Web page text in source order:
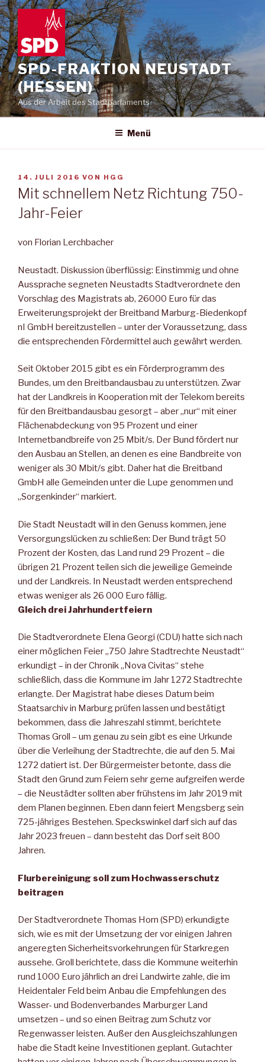
Zum
Inhalt
springen
SPD-FRAKTION NEUSTADT
(HESSEN)
Aus der Arbeit des Stadtparlaments
Menü
VERÖFFENTLICHT
AM
14. JULI 2016 VON HGG
Mit schnellem Netz Richtung 750-
Jahr-Feier
von Florian Lerchbacher
Neustadt. Diskussion überflüssig: Einstimmig und ohne
Aussprache segneten Neustadts Stadtverordnete den
Vorschlag des Magistrats ab, 26000 Euro für das
Erweiterungsprojekt der Breitband Marburg-Biedenkopf
nI GmbH bereitzustellen – unter der Voraussetzung, dass
die entsprechenden Fördermittel auch gewährt werden.
Seit Oktober 2015 gibt es ein Förderprogramm des
Bundes, um den Breitbandausbau zu unterstützen. Zwar
hat der Landkreis in Kooperation mit der Telekom bereits
für den Breitbandausbau gesorgt – aber „nur“ mit einer
Flächenabdeckung von 95 Prozent und einer
Internetbandbreife von 25 Mbit/s. Der Bund fördert nur
den Ausbau an Stellen, an denen es eine Bandbreite von
weniger als 30 Mbit/s gibt. Daher hat die Breitband
GmbH alle Gemeinden unter die Lupe genommen und
„Sorgenkinder“ markiert.
Die Stadt Neustadt will in den Genuss kommen, jene
Versorgungslücken zu schließen: Der Bund trägt 50
Prozent der Kosten, das Land rund 29 Prozent – die
übrigen 21 Prozent teilen sich die jeweilige Gemeinde
und der Landkreis. In Neustadt werden entsprechend
etwas weniger als 26 000 Euro fällig.
Gleich drei Jahrhundertfeiern
Die Stadtverordnete Elena Georgi (CDU) hatte sich nach
einer möglichen Feier „750 Jahre Stadtrechte Neustadt“
erkundigt – in der Chronik „Nova Civitas“ stehe
schließlich, dass die Kommune im Jahr 1272 Stadtrechte
erlangte. Der Magistrat habe dieses Datum beim
Staatsarchiv in Marburg prüfen lassen und bestätigt
bekommen, dass die Jahreszahl stimmt, berichtete
Thomas Groll – um genau zu sein gibt es eine Urkunde
über die Verleihung der Stadtrechte, die auf den 5. Mai
1272 datiert ist. Der Bürgermeister betonte, dass die
Stadt den Grund zum Feiern sehr gerne aufgreifen werde
– die Neustädter sollten aber frühstens im Jahr 2019 mit
dem Planen beginnen. Eben dann feiert Mengsberg sein
725-jähriges Bestehen. Speckswinkel darf sich auf das
Jahr 2023 freuen – dann besteht das Dorf seit 800
Jahren.
Flurbereinigung soll zum Hochwasserschutz
beitragen
Der Stadtverordnete Thomas Horn (SPD) erkundigte
sich, wie es mit der Umsetzung der vor einigen Jahren
angeregten Sicherheitsvorkehrungen für Starkregen
aussehe. Groll berichtete, dass die Kommune weiterhin
rund 1000 Euro jährlich an drei Landwirte zahle, die im
Heidentaler Feld beim Anbau die Empfehlungen des
Wasser- und Bodenverbandes Marburger Land
umsetzen – und so einen Beitrag zum Schutz vor
Regenwasser leisten. Außer den Ausgleichszahlungen
habe die Stadt keine Investitionen geplant. Gutachter